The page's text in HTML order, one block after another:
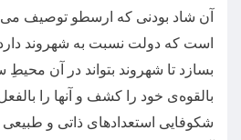
آن شاد بودنی که ارسطو توصیف
است که دولت نسبت به شهروند
بسازد تا شهروند بتواند در آن محیطِ
بالقوه‌ی خود را کشف و آنها را
شکوفایی استعدادهای ذاتی و